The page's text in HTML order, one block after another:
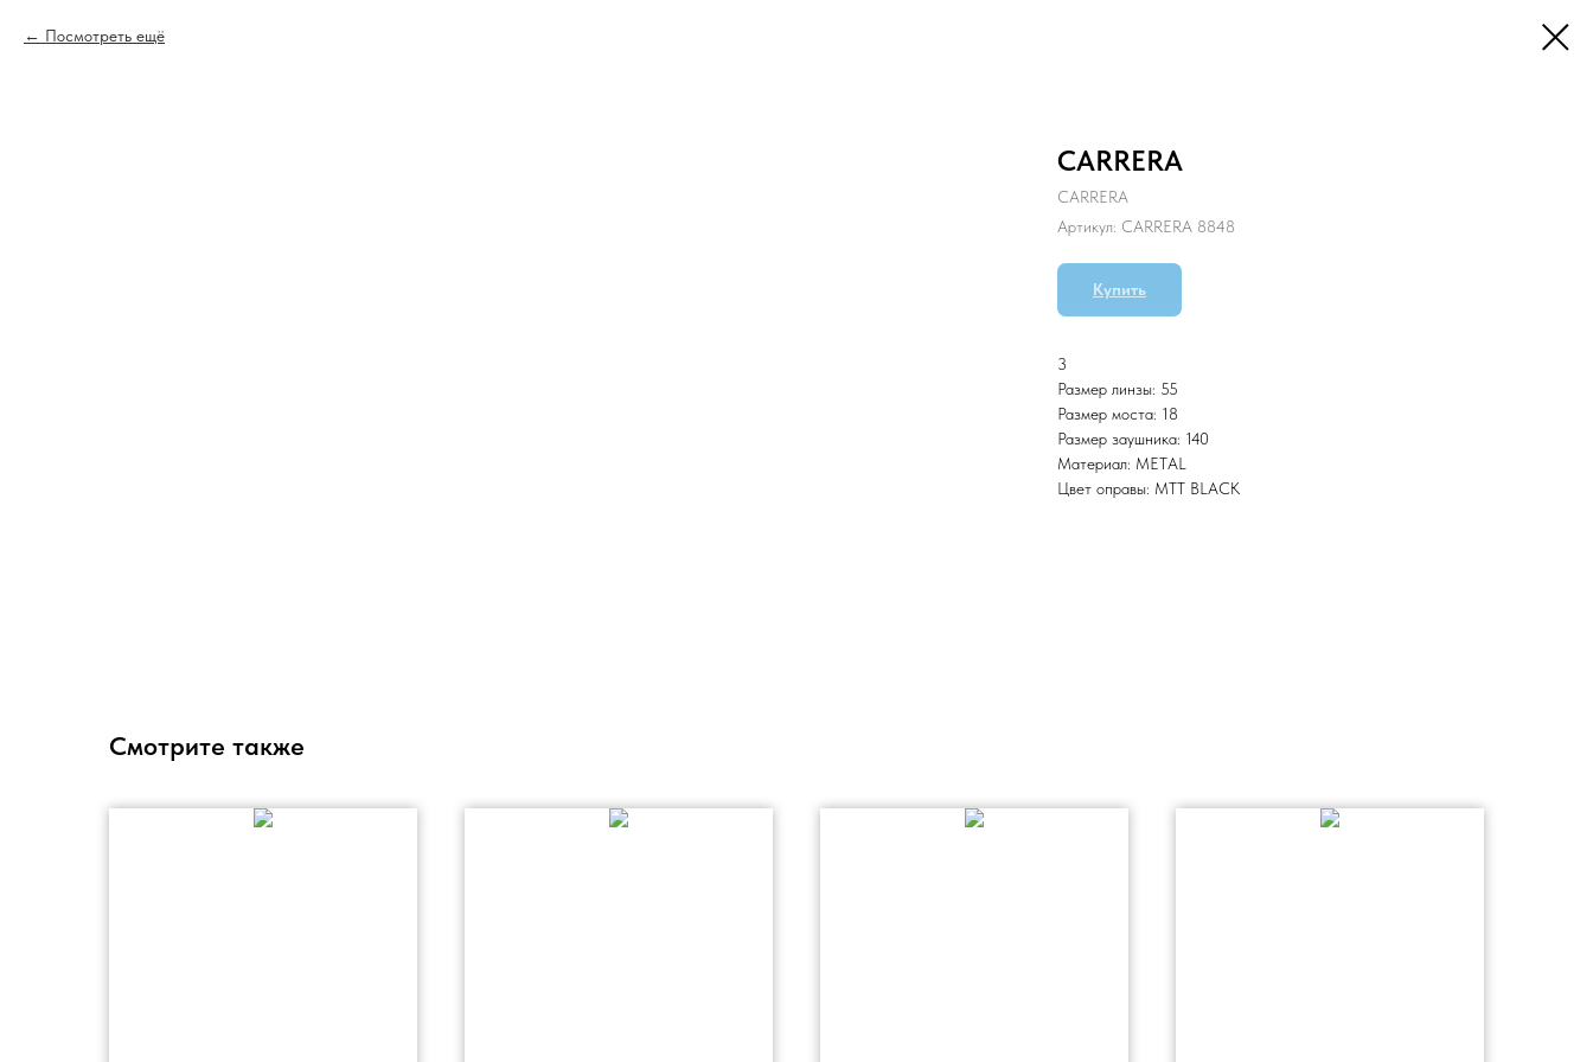
Посмотреть ещё
CARRERA
CARRERA
Артикул: CARRERA 8848
Купить
3
Размер линзы: 55
Размер моста: 18
Размер заушника: 140
Материал: METAL
Цвет оправы: MTT BLACK
Смотрите также